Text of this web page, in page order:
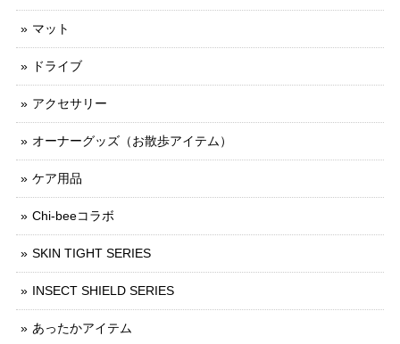
マット
ドライブ
アクセサリー
オーナーグッズ（お散歩アイテム）
ケア用品
Chi-beeコラボ
SKIN TIGHT SERIES
INSECT SHIELD SERIES
あったかアイテム